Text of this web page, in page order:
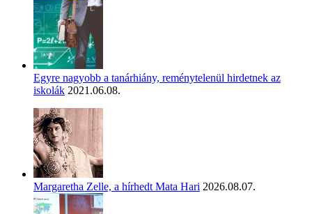
Egyre nagyobb a tanárhiány, reménytelenül hirdetnek az
iskolák 2021.06.08.
Margaretha Zelle, a hírhedt Mata Hari 2026.08.07.